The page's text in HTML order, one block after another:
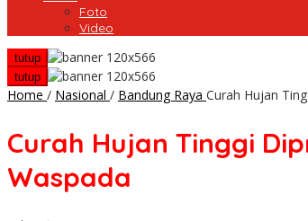
Foto
Video
tutup
tutup
Home / Nasional / Bandung Raya Curah Hujan
Curah Hujan Tinggi
Waspada